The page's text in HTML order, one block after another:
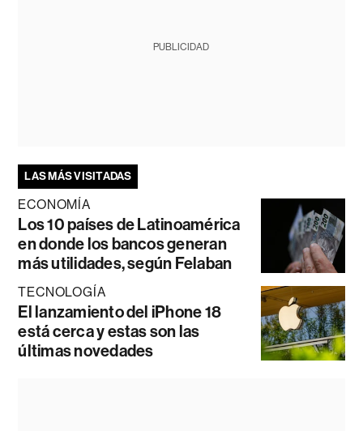
PUBLICIDAD
LAS MÁS VISITADAS
ECONOMÍA
Los 10 países de Latinoamérica
en donde los bancos generan
más utilidades, según Felaban
TECNOLOGÍA
El lanzamiento del iPhone 18
está cerca y estas son las
últimas novedades